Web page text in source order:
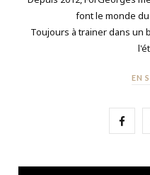
font le monde
Toujours à trainer dans un
EN
F